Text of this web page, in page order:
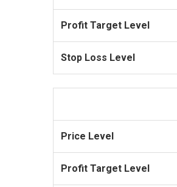
Profit Target Level
Stop Loss Level
Price Level
Profit Target Level